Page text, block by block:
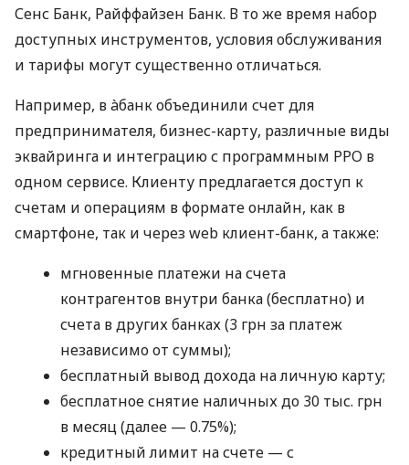
Сенс Банк, Райффайзен Банк. В то же время набор
доступных инструментов, условия обслуживания
и тарифы могут существенно отличаться.
Например, в àбанк объединили счет для
предпринимателя, бизнес-карту, различные виды
эквайринга и интеграцию с программным РРО в
одном сервисе. Клиенту предлагается доступ к
счетам и операциям в формате онлайн, как в
смартфоне, так и через web клиент-банк, а также:
мгновенные платежи на счета
контрагентов внутри банка (бесплатно) и
счета в других банках (3 грн за платеж
независимо от суммы);
бесплатный вывод дохода на личную карту;
бесплатное снятие наличных до 30 тыс. грн
в месяц (далее — 0.75%);
кредитный лимит на счете — с